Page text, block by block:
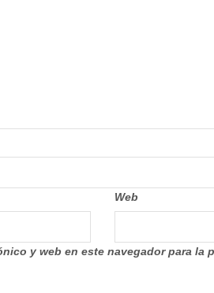
Web
y web en este navegador para la